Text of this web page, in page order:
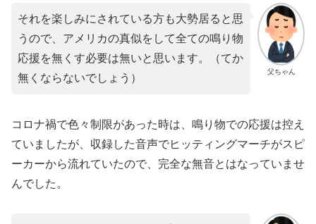
父ちゃん
それを楽しみにされている方も大勢居ると思
うので、アメリカの真似をして全ての鳴り物
応援を無くす必要は無いと思います。（てか
無くならないでしょう）
コロナ禍で色々制限があった時は、鳴り物での応援は控え
ていましたが、収録した音声でヒッティングマーチがスピ
ーカーから流れていたので、完全な無音とはなっていませ
んでした。